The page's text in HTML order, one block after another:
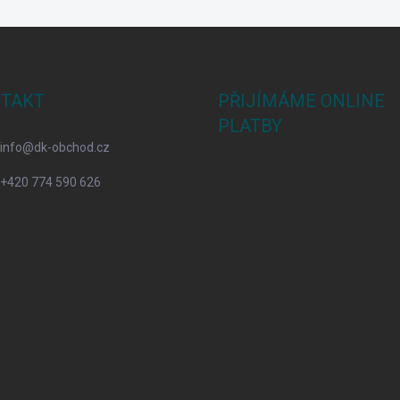
info@dk-obchod.cz
+420 774 590 626
PŘIJÍMÁME ONLINE
PLATBY